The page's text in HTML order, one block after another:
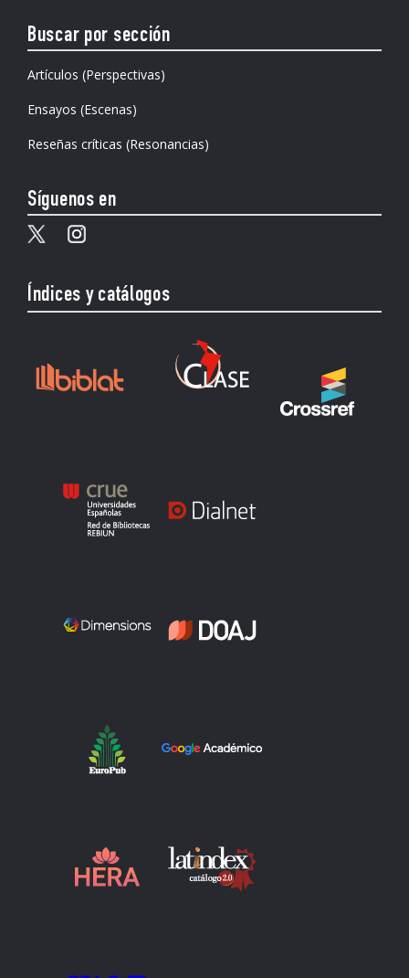
Buscar por sección
Artículos (Perspectivas)
Ensayos (Escenas)
Reseñas críticas (Resonancias)
Síguenos en
Índices y catálogos